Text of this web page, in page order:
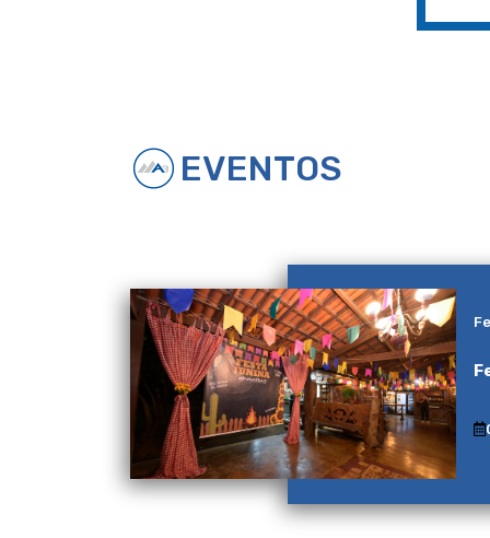
EVENTOS